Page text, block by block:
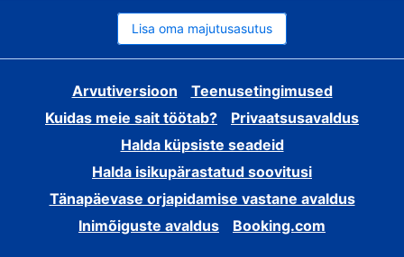
Lisa oma majutusasutus
Arvutiversioon
Teenusetingimused
Kuidas meie sait töötab?
Privaatsusavaldus
Halda küpsiste seadeid
Halda isikupärastatud soovitusi
Tänapäevase orjapidamise vastane avaldus
Inimõiguste avaldus
Booking.com